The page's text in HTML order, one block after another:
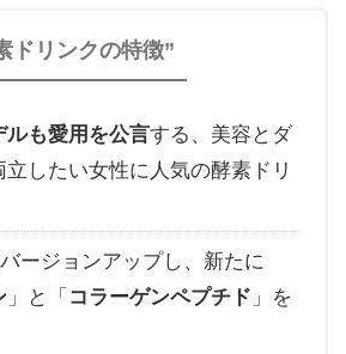
ドリンクの特徴”
ルも愛用を公言する、美容とダ
立したい女性に人気の酵素ドリ
ージョンアップし、新たに
」と「 コラーゲンペプチド 」を